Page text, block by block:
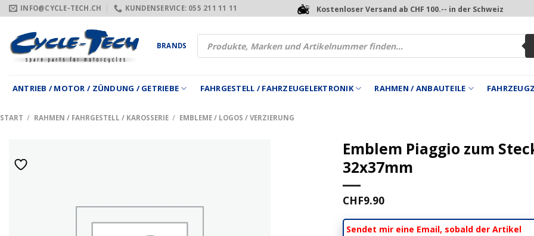
Zum
Inhalt
springen
INFO@CYCLE-TECH.CH KUNDENSERVICE: 055 211 11 11 Kostenloser Versand ab CHF 100.-- in der Schweiz
BRANDS
Products
search
ANTRIEB / MOTOR / ZÜNDUNG / GETRIEBE FAHRGESTELL / FAHRZEUGELEKTRONIK RAHMEN / ANBAUTEILE
START / RAHMEN / FAHRGESTELL / KAROSSERIE / EMBLEME / LOGOS / VERZIERUNG
Emblem Piaggio zum
32x37mm
CHF9.90
Sendet mir eine Email, sobald der Artikel